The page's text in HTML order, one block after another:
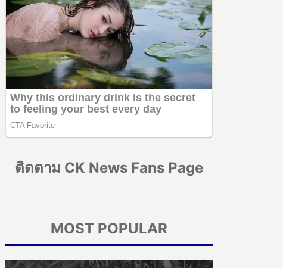
ติดตาม CK News Fans Page
MOST POPULAR